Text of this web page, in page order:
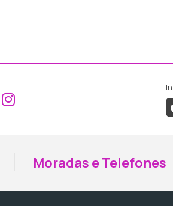
Aceder ao Facebook da
Aceder ao Instagram
Moradas e Telefones